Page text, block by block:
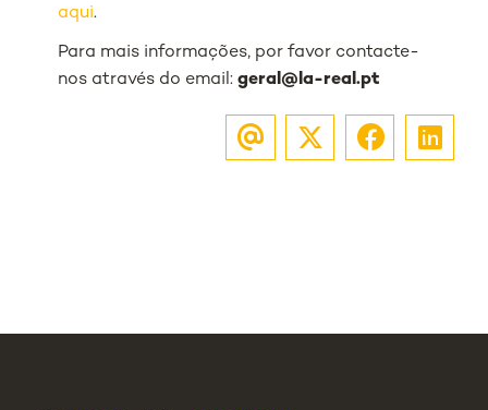
aqui.
Para mais informações, por favor contacte-
nos através do email:geral@la-real.pt